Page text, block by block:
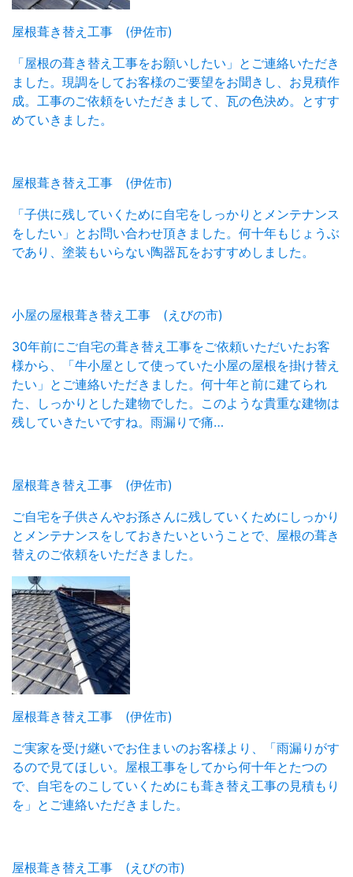
屋根葺き替え工事 (伊佐市)
「屋根の葺き替え工事をお願いしたい」とご連絡いただき
ました。現調をしてお客様のご要望をお聞きし、お見積作
成。工事のご依頼をいただきまして、瓦の色決め。とすす
めていきました。
屋根葺き替え工事 (伊佐市)
「子供に残していくために自宅をしっかりとメンテナンス
をしたい」とお問い合わせ頂きました。何十年もじょうぶ
であり、塗装もいらない陶器瓦をおすすめしました。
小屋の屋根葺き替え工事 (えびの市)
30年前にご自宅の葺き替え工事をご依頼いただいたお客
様から、「牛小屋として使っていた小屋の屋根を掛け替え
たい」とご連絡いただきました。何十年と前に建てられ
た、しっかりとした建物でした。このような貴重な建物は
残していきたいですね。雨漏りで痛…
屋根葺き替え工事 (伊佐市)
ご自宅を子供さんやお孫さんに残していくためにしっかり
とメンテナンスをしておきたいということで、屋根の葺き
替えのご依頼をいただきました。
屋根葺き替え工事 (伊佐市)
ご実家を受け継いでお住まいのお客様より、「雨漏りがす
るので見てほしい。屋根工事をしてから何十年とたつの
で、自宅をのこしていくためにも葺き替え工事の見積もり
を」とご連絡いただきました。
屋根葺き替え工事 (えびの市)